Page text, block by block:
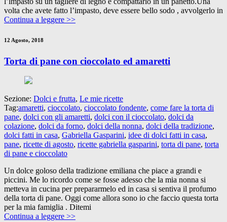
volta che avete fatto l’impasto, deve essere bello sodo , avvolgerlo in
Continua a leggere >>
12 Agosto, 2018
Torta di pane con cioccolato ed amaretti
Sezione: Dolci e frutta, Le mie ricette
Tag:amaretti, cioccolato, cioccolato fondente, come fare la torta di
pane, dolci con gli amaretti, dolci con il cioccolato, dolci da
colazione, dolci da forno, dolci della nonna, dolci della tradizione,
dolci fatti in casa, Gabriella Gasparini, idee di dolci fatti in casa,
pane, ricette di agosto, ricette gabriella gasparini, torta di pane, torta
di pane e cioccolato
Un dolce goloso della tradizione emiliana che piace a grandi e
piccini. Me lo ricordo come se fosse adesso che la mia nonna si
metteva in cucina per prepararmelo ed in casa si sentiva il profumo
della torta di pane. Oggi come allora sono io che faccio questa torta
per la mia famiglia . Ditemi
Continua a leggere >>